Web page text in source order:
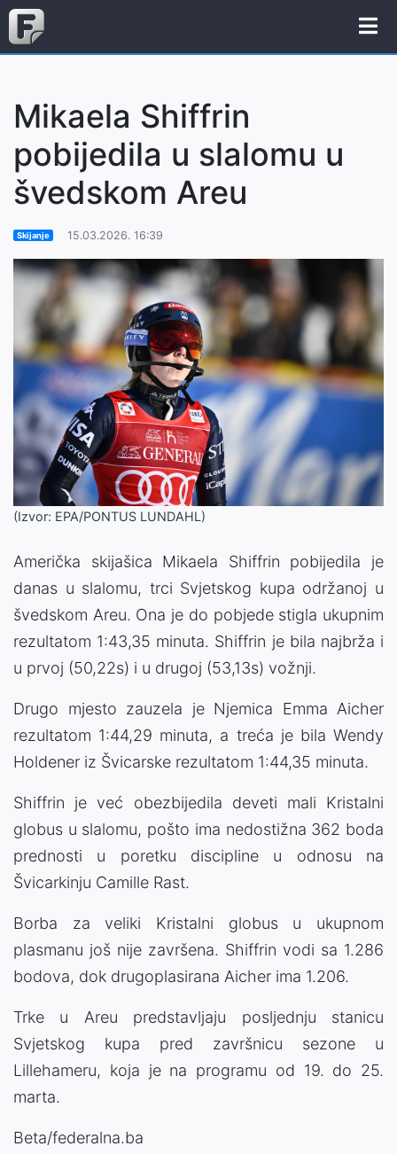
Mikaela Shiffrin
pobijedila u slalomu u
švedskom Areu
Skijanje 15.03.2026. 16:39
(Izvor: EPA/PONTUS LUNDAHL)
Američka skijašica Mikaela Shiffrin pobijedila je
danas u slalomu, trci Svjetskog kupa održanoj u
švedskom Areu. Ona je do pobjede stigla ukupnim
rezultatom 1:43,35 minuta. Shiffrin je bila najbrža i
u prvoj (50,22s) i u drugoj (53,13s) vožnji.
Drugo mjesto zauzela je Njemica Emma Aicher
rezultatom 1:44,29 minuta, a treća je bila Wendy
Holdener iz Švicarske rezultatom 1:44,35 minuta.
Shiffrin je već obezbijedila deveti mali Kristalni
globus u slalomu, pošto ima nedostižna 362 boda
prednosti u poretku discipline u odnosu na
Švicarkinju Camille Rast.
Borba za veliki Kristalni globus u ukupnom
plasmanu još nije završena. Shiffrin vodi sa 1.286
bodova, dok drugoplasirana Aicher ima 1.206.
Trke u Areu predstavljaju posljednju stanicu
Svjetskog kupa pred završnicu sezone u
Lillehameru, koja je na programu od 19. do 25.
marta.
Beta/federalna.ba